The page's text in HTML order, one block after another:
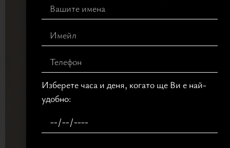
Изберете часа и деня, когато ще Ви е най-
удобно: